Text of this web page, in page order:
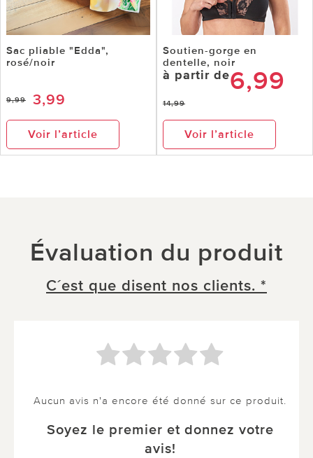
Sac pliable "Edda",
rosé/noir
9,99 3,99
Voir l’article
Soutien-gorge en
dentelle, noir
à partir de6,99
14,99
Voir l’article
Évaluation du produit
C´est que disent nos clients. *
Aucun avis n'a encore été donné sur ce produit.
Soyez le premier et donnez votre
avis!